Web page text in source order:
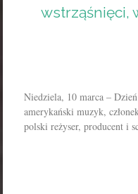
wstrząśnięci,
Niedziela, 10 marca –
amerykański muzyk,
polski reżyser, producent i